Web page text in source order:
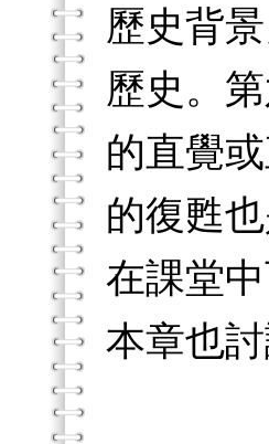
歷史背
歷史。
的直覺
的復甦
在課堂
本章也